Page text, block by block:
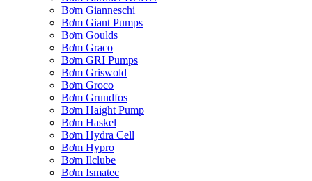
Bơm Gianneschi
Bơm Giant Pumps
Bơm Goulds
Bơm Graco
Bơm GRI Pumps
Bơm Griswold
Bơm Groco
Bơm Grundfos
Bơm Haight Pump
Bơm Haskel
Bơm Hydra Cell
Bơm Hypro
Bơm Ilclube
Bơm Ismatec